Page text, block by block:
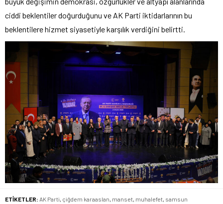
ciddi beklentiler doğurduğunu ve AK Parti iktidarlarının bu
beklentilere hizmet siyasetiyle karşılık verdiğini belirtti.
ETİKETLER: AK Parti, çiğdem karaaslan, manset, muhalefet, samsun